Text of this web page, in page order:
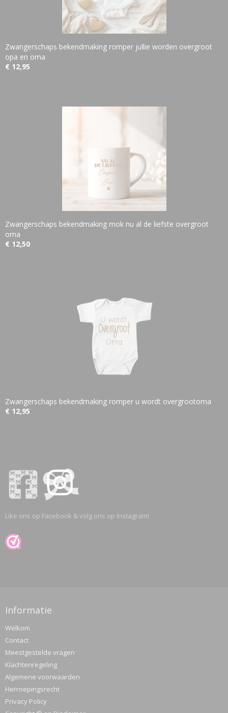
Zwangerschaps bekendmaking romper jullie worden overgroot
opa en oma
€ 12,95
Zwangerschaps bekendmaking mok nu al de liefste overgroot
oma
€ 12,50
Zwangerschaps bekendmaking romper u wordt overgrootoma
€ 12,95
Like ons op Facebook & volg ons op Instagram!
Informatie
Welkom
Contact
Meestgestelde vragen
Klachtenregeling
Algemene voorwaarden
Herroepingsrecht
Privacy Policy